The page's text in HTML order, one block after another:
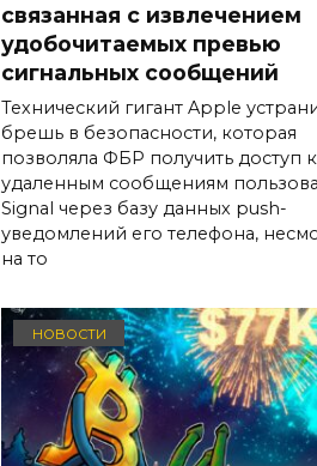
связанная с извлечением
удобочитаемых превью
сигнальных сообщений
Технический гигант Apple
брешь в безопасности, которая
позволяла ФБР получить доступ к
удаленным сообщениям
Signal через базу данных push-
уведомлений его телефона,
на то
НОВОСТИ